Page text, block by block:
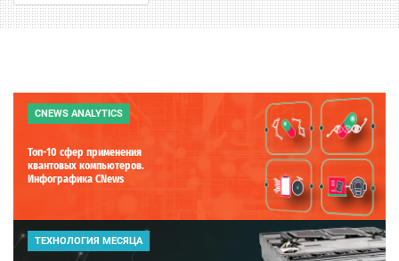
CNEWS ANALYTICS
Топ-10 сфер применения
квантовых компьютеров.
Инфографика CNews
ТЕХНОЛОГИЯ МЕСЯЦА